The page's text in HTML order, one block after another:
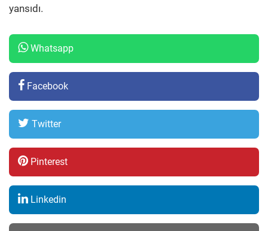
yansıdı.
Whatsapp
Facebook
Twitter
Pinterest
Linkedin